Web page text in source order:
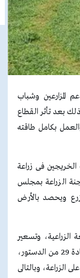
المزارعين وشباب
بعد تأثر القطاع
بكامل طاقته
فى زراعة
الزراعة بمجلس
ويحصد بالأرض
وتسعير
المحاصيل الاستراتيجية قبل موسم الزراعة، وهذا يعنى أن تسعير المحاصيل قبل زراعتها التزام بنص المادة 29 من الدستور،
وبالتالى